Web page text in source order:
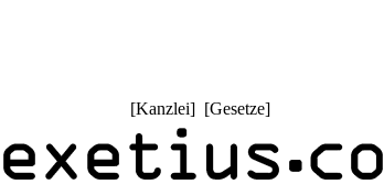
[Kanzlei] [Gesetze]